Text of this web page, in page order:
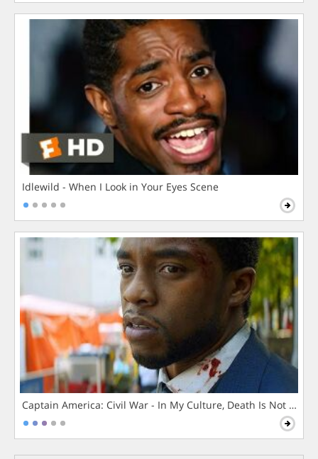
Idlewild - When I Look in Your Eyes Scene
Captain America: Civil War - In My Culture, Death Is Not The